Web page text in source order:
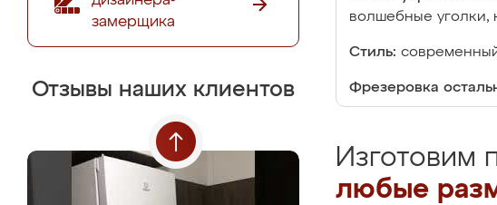
замерщика
Отзывы наших клиентов
волшебные уголки,
Стиль:
Фрезеровка
Изготовим
любые